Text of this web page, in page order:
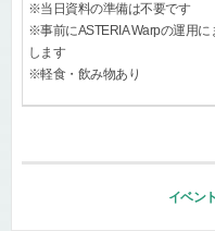
※当日資料の準備は不要です
※事前にASTERIA Warpの運用
します
※軽食・飲み物あり
イベン